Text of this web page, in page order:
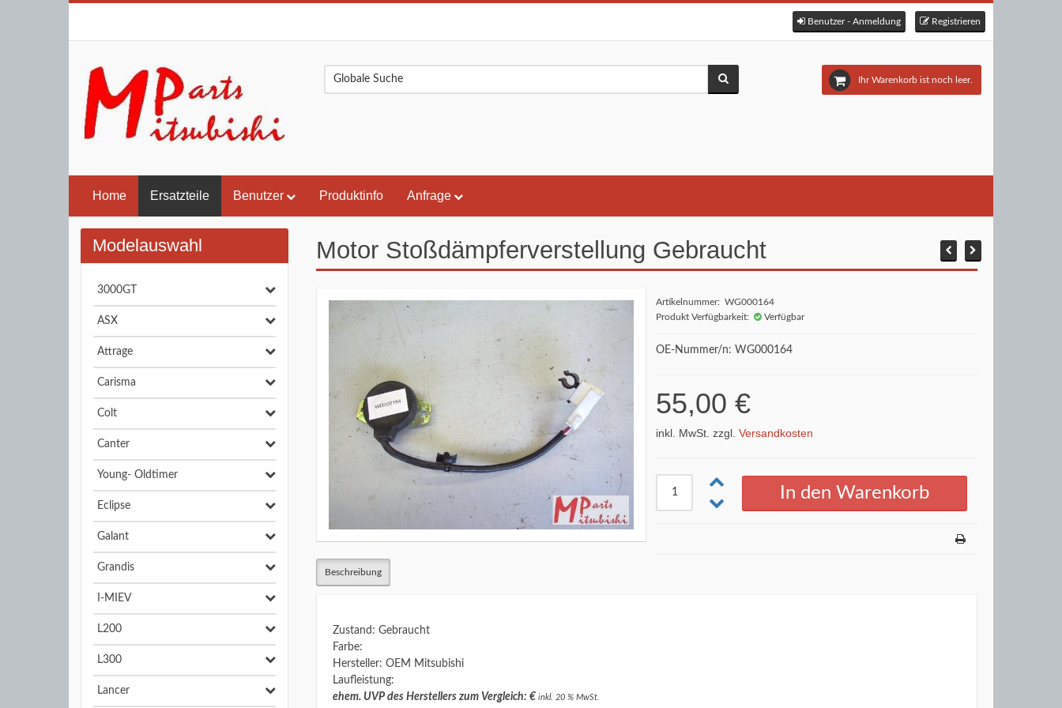
Benutzer - Anmeldung Registrieren
Ihr Warenkorb ist noch leer.
Home Ersatzteile Benutzer Produktinfo Anfrage
Motor Stoßdämpferverstellung Gebraucht
Artikelnummer: WG000164
Produkt Verfügbarkeit:
Verfügbar
OE-Nummer/n: WG000164
55,00 €
inkl. MwSt. zzgl.Versandkosten
Beschreibung
Zustand: Gebraucht
Farbe:
Hersteller: OEM Mitsubishi
Laufleistung:
ehem. UVP des Herstellers zum Vergleich: €inkl. 20 % MwSt.
Modelauswahl
3000GT
ASX
Attrage
Carisma
Colt
Canter
Young- Oldtimer
Eclipse
Galant
Grandis
I-MIEV
L200
L300
Lancer